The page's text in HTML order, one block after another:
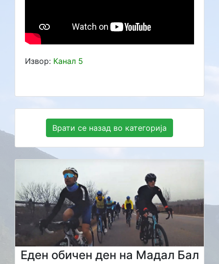
Извор: Канал 5
Врати се назад во категорија
Еден обичен ден на Мадал Бал